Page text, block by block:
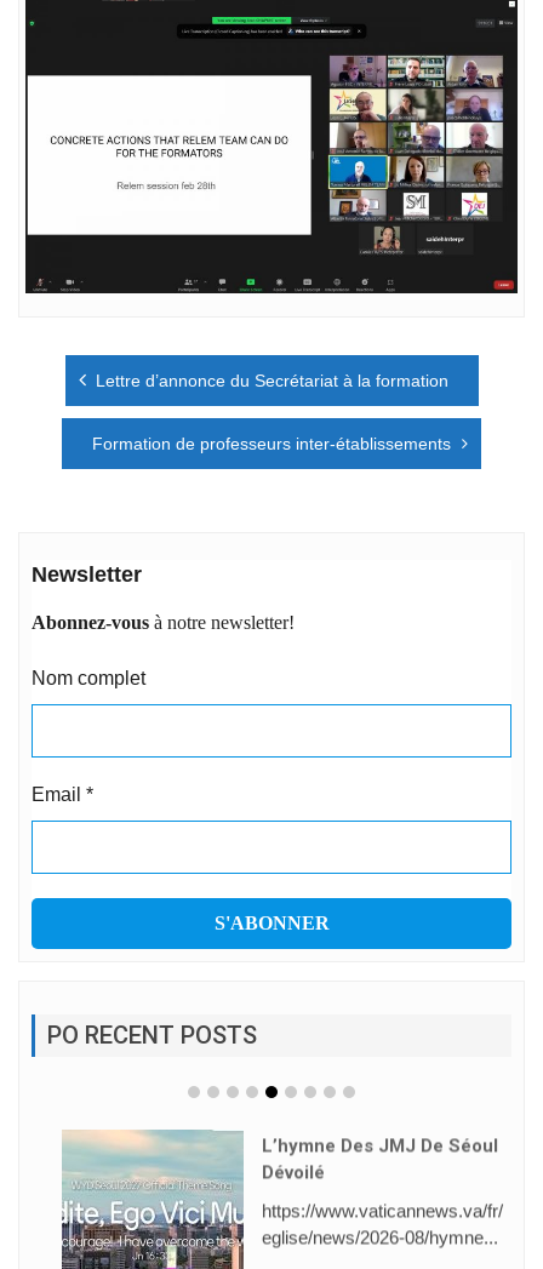
Navigation
l’article
Lettre d’annonce du Secrétariat à la formation
Formation de professeurs inter-établissements
Newsletter
Abonnez-vous à notre newsletter!
Nom complet
Email *
PO RECENT POSTS
L’hymne Des JMJ De Séoul
Dévoilé
https://www.vaticannews.va/fr/
eglise/news/2026-08/hymne...